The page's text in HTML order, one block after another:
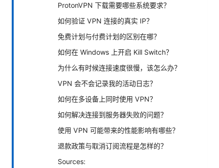
ProtonVPN 下载需要哪些系统要求？
如何验证 VPN 连接的真实 IP？
免费计划与付费计划的区别在哪？
如何在 Windows 上开启 Kill Switch？
为什么有时候连接速度很慢，该怎么办？
VPN 会不会记录我的活动日志？
如何在多设备上同时使用 VPN？
如何解决连接到服务器失败的问题？
使用 VPN 可能带来的性能影响有哪些？
退款政策与取消订阅流程是怎样的？
Sources: